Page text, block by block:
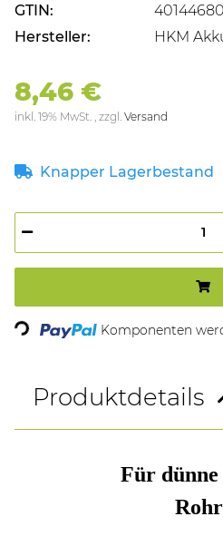
GTIN:
Hersteller:
HKM
8,46 €
inkl. 19% MwSt. , zzgl. Versand
Knapper Lagerbestand
Loading... Komponenten
Produktdetails
Für dünne